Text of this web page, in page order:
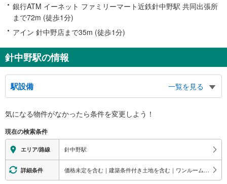
銀行ATM イーネット ファミリーマート近鉄針中野駅 共同出張所
まで72m (徒歩1分)
アイン 針中野店まで35m (徒歩1分)
針中野駅の情報
駅設備
一覧を見る
※段差なしでの移動経路
地上⇔改札⇔ホーム：○
エレベータ
・各ホーム⇔改札
・改札⇔地上階
エスカレータ
気になる物件がなかったら条件を変更しよう！
現在の検索条件
エリア/路線 針中野駅
詳細条件 価格未定を含む｜建築条件付き土地を含む｜ワンルーム｜1K/1DK｜1LDK｜2K/2DK｜2LDK